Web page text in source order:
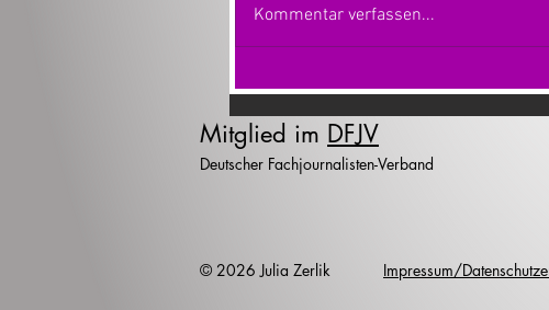
Kommentar verfassen...
Mitglied im DFJV
Deutscher Fachjournalisten-Verband
© 2026 Julia Zerlik Impressum/